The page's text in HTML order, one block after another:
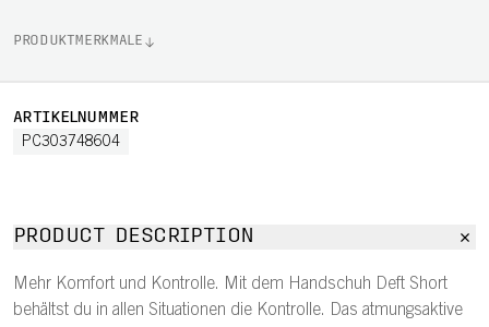
PRODUKTMERKMALE
ARTIKELNUMMER
PC303748604
PRODUCT DESCRIPTION
Mehr Komfort und Kontrolle. Mit dem Handschuh Deft Short
behältst du in allen Situationen die Kontrolle. Das atmungsaktive